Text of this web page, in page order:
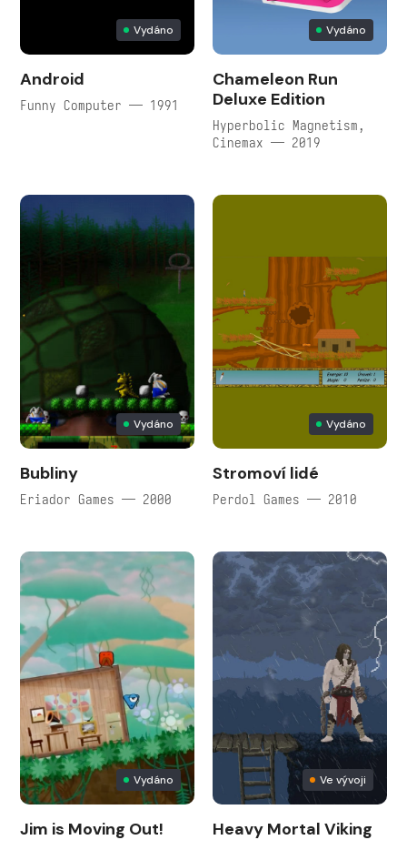
Vydáno
Android
Funny Computer — 1991
Vydáno
Chameleon Run
Deluxe Edition
Hyperbolic Magnetism,
Cinemax — 2019
Vydáno
Bubliny
Eriador Games — 2000
Vydáno
Stromoví lidé
Perdol Games — 2010
Vydáno
Jim is Moving Out!
Ve vývoji
Heavy Mortal Viking